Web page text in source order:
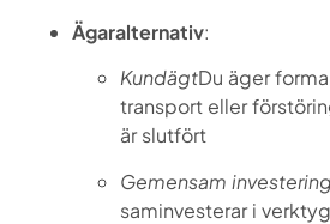
Ägaralternativ:
KundägtDu äger
transport eller
är slutfört
Gemensam investering
saminvesterar i